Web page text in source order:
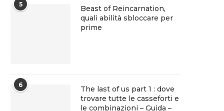
5
Beast of Reincarnation,
quali abilità sbloccare per
prime
6
The last of us part 1 : dove
trovare tutte le casseforti e
le combinazioni – Guida –